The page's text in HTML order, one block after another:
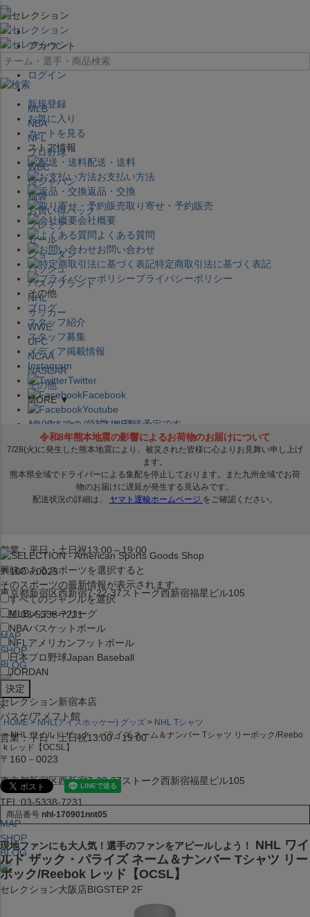
×
アカウント
ログイン
新規登録
お気に入り
カートを見る
ストア情報
配送・送料
お支払い方法
返品・交換
取り寄せ・予約販売
会社概要
よくある質問
お問い合わせ
特定商取引法に基づく表記
プライバシーポリシー
その他
ブログ
スタッフ紹介
スタッフ募集
メディア掲載情報
Instagram
Twitter
Facebook
Youtube
セレクション公式LINE@
営業：平日・土日祝13:00～19:00
〒160－0023
東京都新宿区西新宿7-22-37ストーク西新宿福星ビル105
TEL:03-5338-7231
MAP
SHOP
BLOG
セレクション新宿本店
バスケ/アメフト館
営業：平日・土日祝13:00～19:00
〒160－0023
東京都新宿区西新宿7-22-37ストーク西新宿福星ビル105
TEL:03-5338-7231
MAP
SHOP
BLOG
セレクション大阪店BIGSTEP 2F
営業：平日・土日祝12:00～19:00
MLB
NBA
NFL
プロ野球
WBC
侍ジャパン
福袋
お買い得パック
プレミア
セール
ジョーダン
バッシュ
バスケブランド
NHL
サッカー
WWE
UFC
NCAA
NASCAR
その他
MORE ▼
12:00までのご注文は発送予定です。
在庫品は 1-3営業日内で発送!! ※お取寄せ商品は対象外
興味のあるスポーツを選択すると
そのスポーツの最新情報が表示されます。
すべてのジャンルを選択
MLBメジャーリーグ
NBAバスケットボール
NFL アメリカンフットボール
日本プロ野球Japan Baseball
JORDAN
x
HOME NHL(アイスホッケー) グッズ
NHL Tシャツ
NHL ワイルド ザック・パライズ ネーム＆ナンバー Tシャツ リーボック/Reebo
k レッド【OCSL】
商品番号 nhl-170901nnt05
現地ファンにも大人気！選手のファンをアピールしよう！
NHL ワイ
ルド ザック・パライズ ネーム＆ナンバー Tシャツ リー
ボック/Reebok レッド【OCSL】